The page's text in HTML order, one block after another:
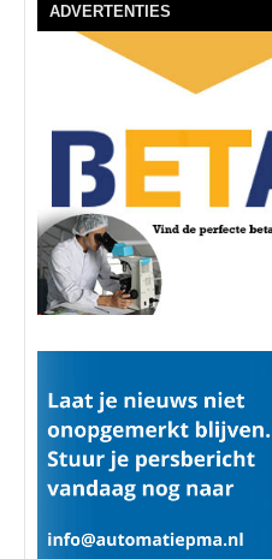
ADVERTENTIES